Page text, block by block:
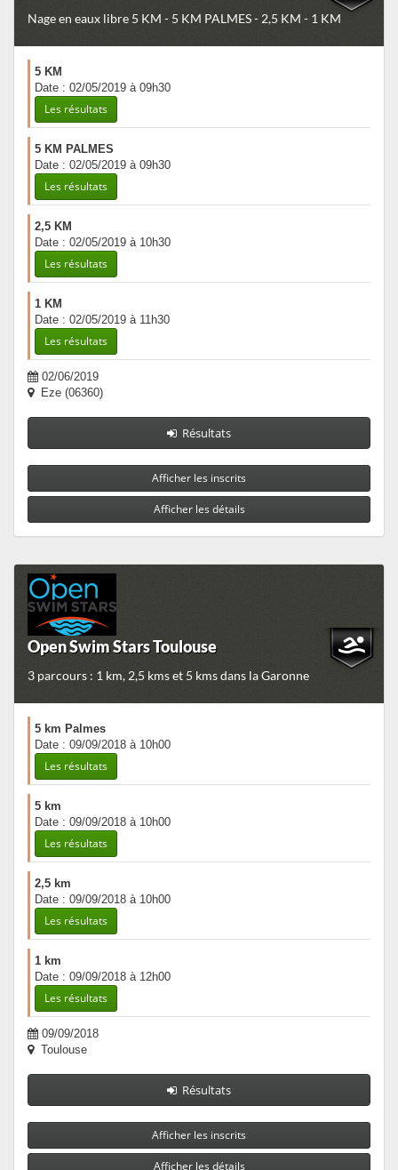
Nage en eaux libre 5 KM - 5 KM PALMES - 2,5 KM - 1 KM
5 KM
Date : 02/05/2019 à 09h30
Les résultats
5 KM PALMES
Date : 02/05/2019 à 09h30
Les résultats
2,5 KM
Date : 02/05/2019 à 10h30
Les résultats
1 KM
Date : 02/05/2019 à 11h30
Les résultats
02/06/2019
Eze (06360)
Résultats
Afficher les inscrits
Afficher les détails
Open Swim Stars Toulouse
3 parcours : 1 km, 2,5 kms et 5 kms dans la Garonne
5 km Palmes
Date : 09/09/2018 à 10h00
Les résultats
5 km
Date : 09/09/2018 à 10h00
Les résultats
2,5 km
Date : 09/09/2018 à 10h00
Les résultats
1 km
Date : 09/09/2018 à 12h00
Les résultats
09/09/2018
Toulouse
Résultats
Afficher les inscrits
Afficher les détails